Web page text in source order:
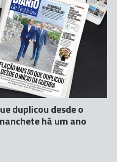
duplicou desde o
há um ano